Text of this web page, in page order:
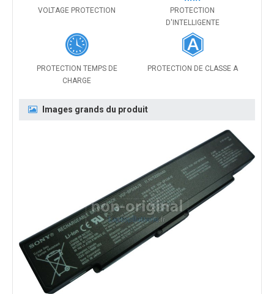
VOLTAGE PROTECTION
PROTECTION
D'INTELLIGENTE
PROTECTION TEMPS DE
CHARGE
PROTECTION DE CLASSE A
Images grands du produit